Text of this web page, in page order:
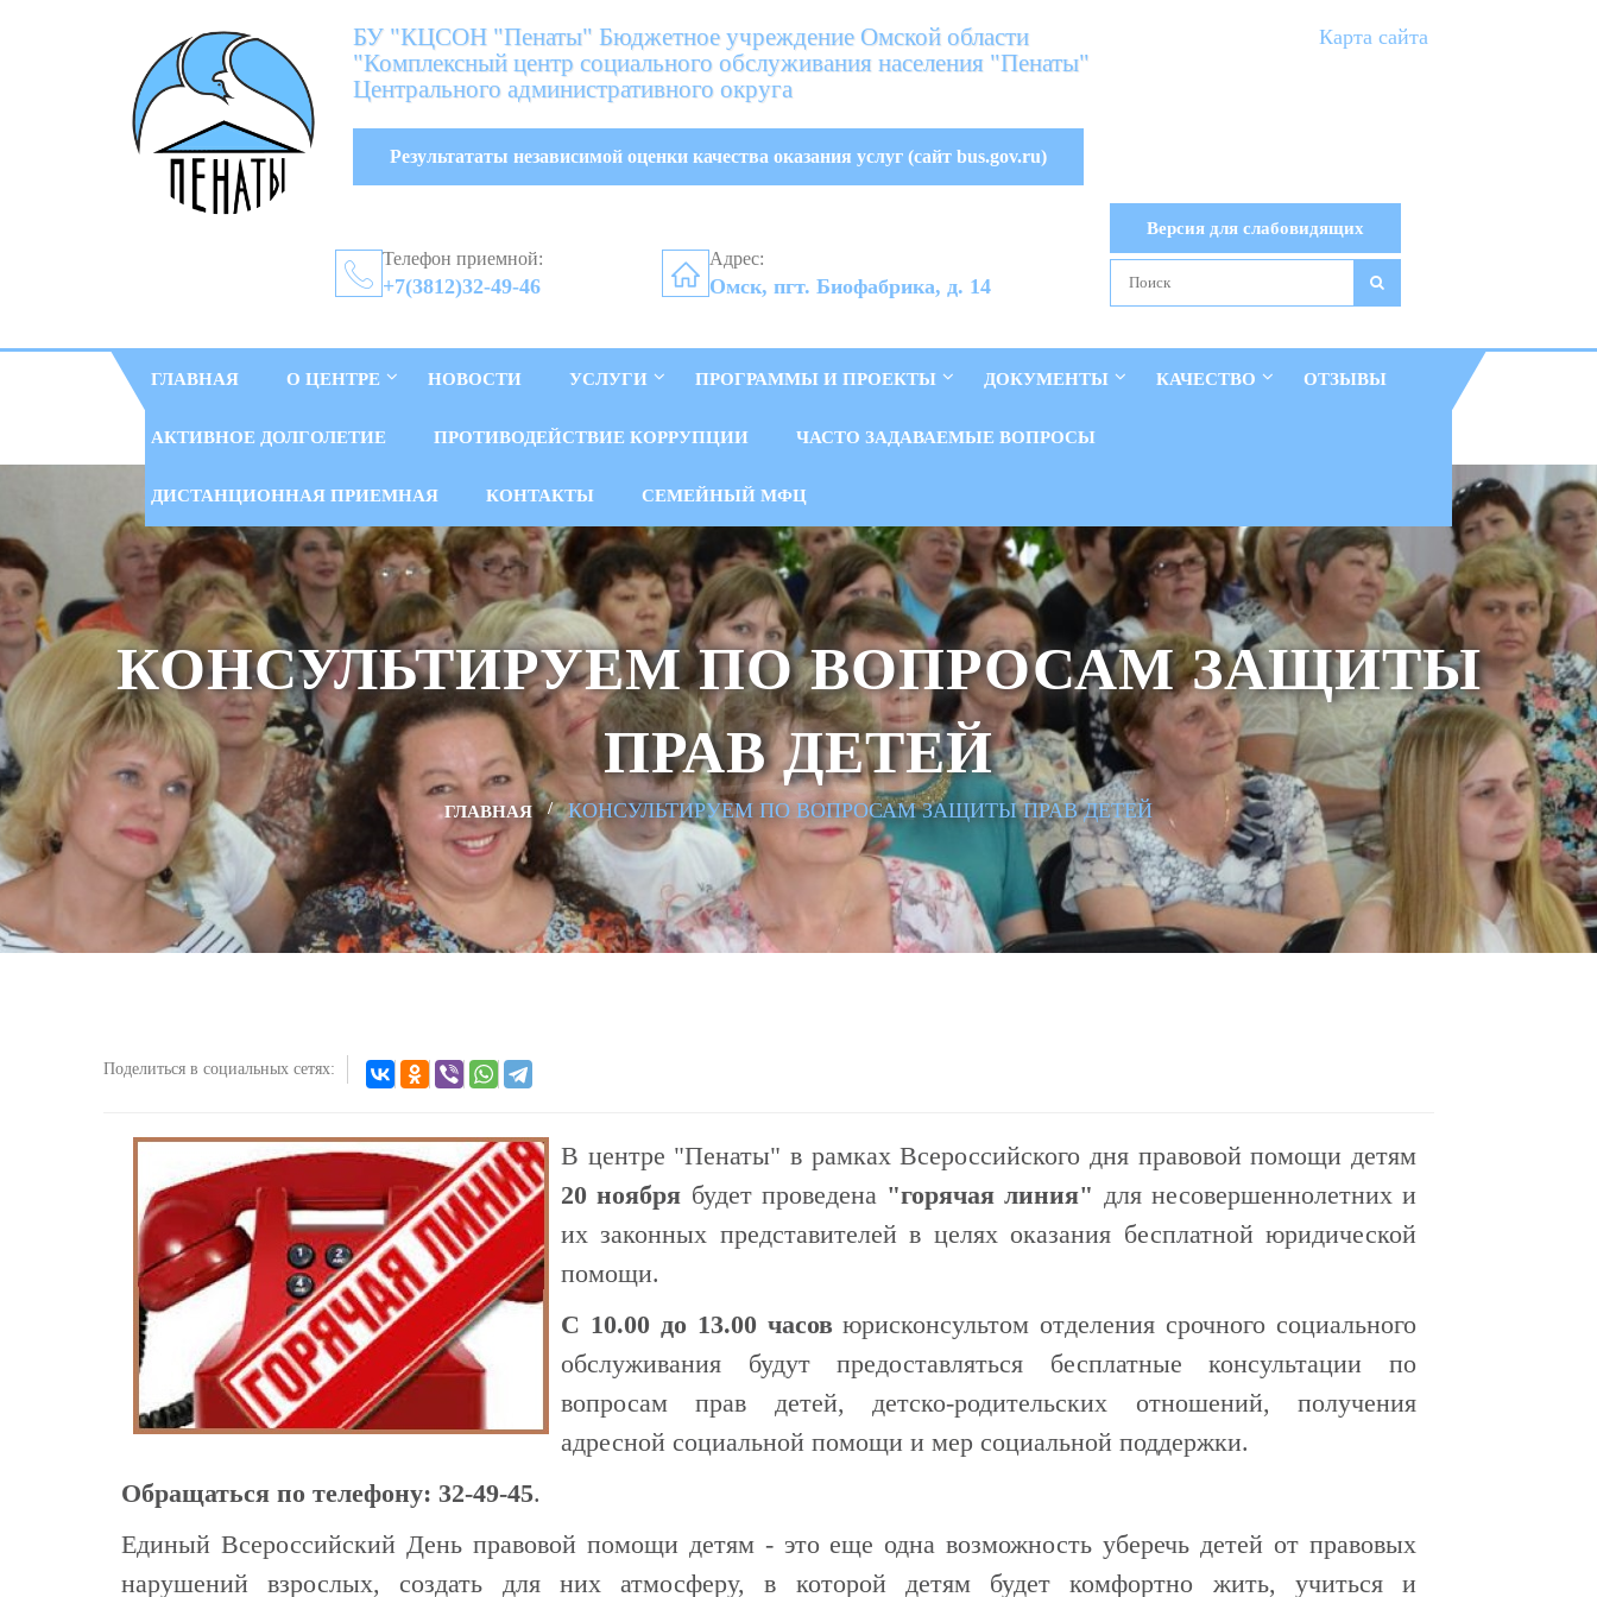
БУ "КЦСОН "Пенаты" Бюджетное учреждение Омской области
"Комплексный центр социального обслуживания населения "Пенаты"
Центрального административного округа
Результататы независимой оценки качества оказания услуг (сайт bus.gov.ru)
Карта сайта
Телефон приемной:
+7(3812)32-49-46
Адрес:
Омск, пгт. Биофабрика, д. 14
Версия для слабовидящих
ГЛАВНАЯ О ЦЕНТРЕ НОВОСТИ УСЛУГИ ПРОГРАММЫ И ПРОЕКТЫ ДОКУМЕНТЫ КАЧЕСТВО ОТЗЫВЫ
АКТИВНОЕ ДОЛГОЛЕТИЕ ПРОТИВОДЕЙСТВИЕ КОРРУПЦИИ ЧАСТО ЗАДАВАЕМЫЕ ВОПРОСЫ
ДИСТАНЦИОННАЯ ПРИЕМНАЯ КОНТАКТЫ СЕМЕЙНЫЙ МФЦ
КОНСУЛЬТИРУЕМ ПО ВОПРОСАМ ЗАЩИТЫ
ПРАВ ДЕТЕЙ
ГЛАВНАЯ КОНСУЛЬТИРУЕМ ПО ВОПРОСАМ ЗАЩИТЫ ПРАВ ДЕТЕЙ
Поделиться в социальных сетях:
В центре "Пенаты" в рамках Всероссийского дня правовой помощи детям
20 ноября будет проведена "горячая линия" для несовершеннолетних и
их законных представителей в целях оказания бесплатной юридической
помощи.
С 10.00 до 13.00 часов юрисконсультом отделения срочного социального
обслуживания будут предоставляться бесплатные консультации по
вопросам прав детей, детско-родительских отношений, получения
адресной социальной помощи и мер социальной поддержки.
Обращаться по телефону: 32-49-45.
Единый Всероссийский День правовой помощи детям - это еще одна возможность уберечь детей от правовых
нарушений взрослых, создать для них атмосферу, в которой детям будет комфортно жить, учиться и